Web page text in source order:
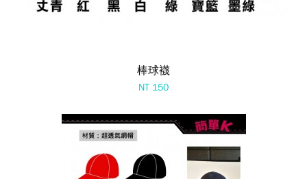
棒球襪
NT 150